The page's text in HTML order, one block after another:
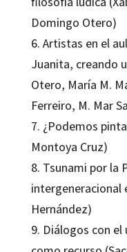
Domingo Otero)
6. Artistas en el
Juanita, creando
Otero, María M.
Ferreiro, M. Mar
7. ¿Podemos
Montoya Cruz)
8. Tsunami por la
intergeneracional
Hernández)
9. Diálogos con el